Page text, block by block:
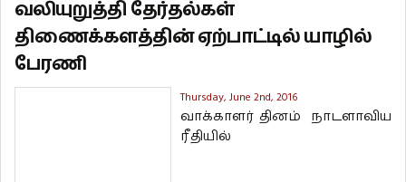
வலியுறுத்தி தேர்தல்கள்
திணைக்களத்தின் ஏற்பாட்டில் யாழில்
பேரணி
Thursday, June 2nd, 2016
வாக்காளர் தினம் நாடளாவிய
ரீதியில்